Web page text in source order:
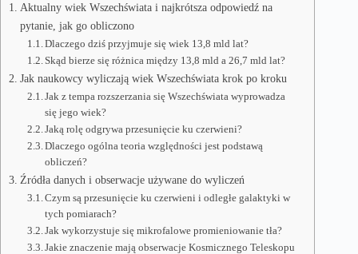
Aktualny wiek Wszechświata i najkrótsza odpowiedź na
pytanie, jak go obliczono
Dlaczego dziś przyjmuje się wiek 13,8 mld lat?
Skąd bierze się różnica między 13,8 mld a 26,7 mld lat?
Jak naukowcy wyliczają wiek Wszechświata krok po kroku
Jak z tempa rozszerzania się Wszechświata wyprowadza
się jego wiek?
Jaką rolę odgrywa przesunięcie ku czerwieni?
Dlaczego ogólna teoria względności jest podstawą
obliczeń?
Źródła danych i obserwacje używane do wyliczeń
Czym są przesunięcie ku czerwieni i odległe galaktyki w
tych pomiarach?
Jak wykorzystuje się mikrofalowe promieniowanie tła?
Jakie znaczenie mają obserwacje Kosmicznego Teleskopu